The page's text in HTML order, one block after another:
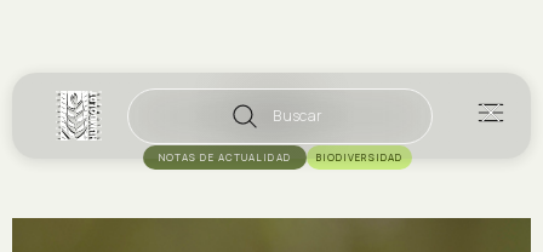
Buscar
NOTAS DE ACTUALIDAD BIODIVERSIDAD